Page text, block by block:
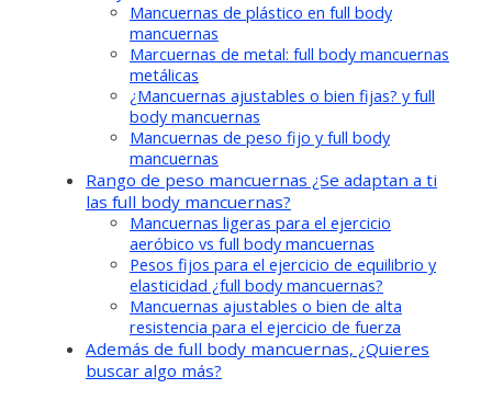
Mancuernas de plástico en full body
mancuernas
Marcuernas de metal: full body mancuernas
metálicas
¿Mancuernas ajustables o bien fijas? y full
body mancuernas
Mancuernas de peso fijo y full body
mancuernas
Rango de peso mancuernas ¿Se adaptan a ti
las full body mancuernas?
Mancuernas ligeras para el ejercicio
aeróbico vs full body mancuernas
Pesos fijos para el ejercicio de equilibrio y
elasticidad ¿full body mancuernas?
Mancuernas ajustables o bien de alta
resistencia para el ejercicio de fuerza
Además de full body mancuernas, ¿Quieres
buscar algo más?